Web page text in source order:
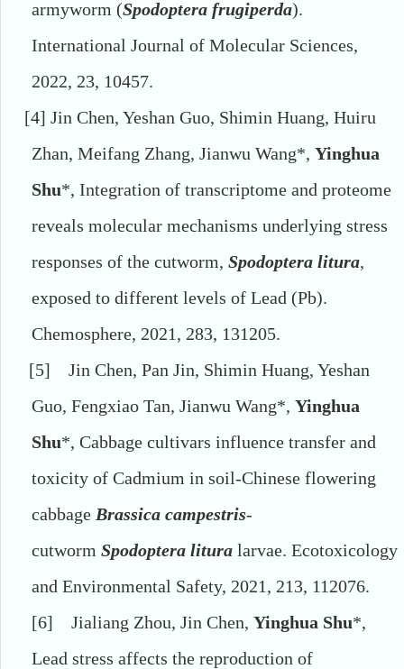
armyworm (Spodoptera frugiperda).
International Journal of Molecular Sciences,
2022, 23, 10457.
[4] Jin Chen, Yeshan Guo, Shimin Huang, Huiru
Zhan, Meifang Zhang, Jianwu Wang*, Yinghua
Shu*, Integration of transcriptome and proteome
reveals molecular mechanisms underlying stress
responses of the cutworm, Spodoptera litura,
exposed to different levels of Lead (Pb).
Chemosphere, 2021, 283, 131205.
[5]
Jin Chen, Pan Jin, Shimin Huang, Yeshan
Guo, Fengxiao Tan, Jianwu Wang*, Yinghua
Shu*, Cabbage cultivars influence transfer and
toxicity of Cadmium in soil-Chinese flowering
cabbage Brassica campestris-
cutworm Spodoptera litura larvae. Ecotoxicology
and Environmental Safety, 2021, 213, 112076.
[6]
Jialiang Zhou, Jin Chen, Yinghua Shu*,
Lead stress affects the reproduction of